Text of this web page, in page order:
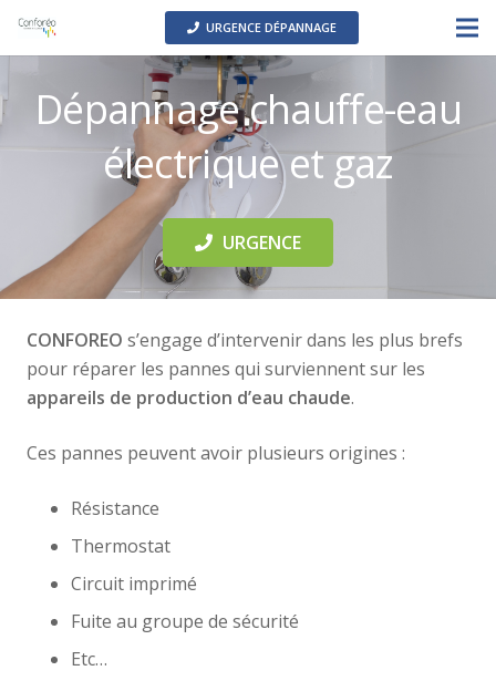
URGENCE DÉPANNAGE
Dépannage chauffe-eau
électrique et gaz
URGENCE
CONFOREO s’engage d’intervenir dans les plus brefs
pour réparer les pannes qui surviennent sur les
appareils de production d’eau chaude.
Ces pannes peuvent avoir plusieurs origines :
Résistance
Thermostat
Circuit imprimé
Fuite au groupe de sécurité
Etc…